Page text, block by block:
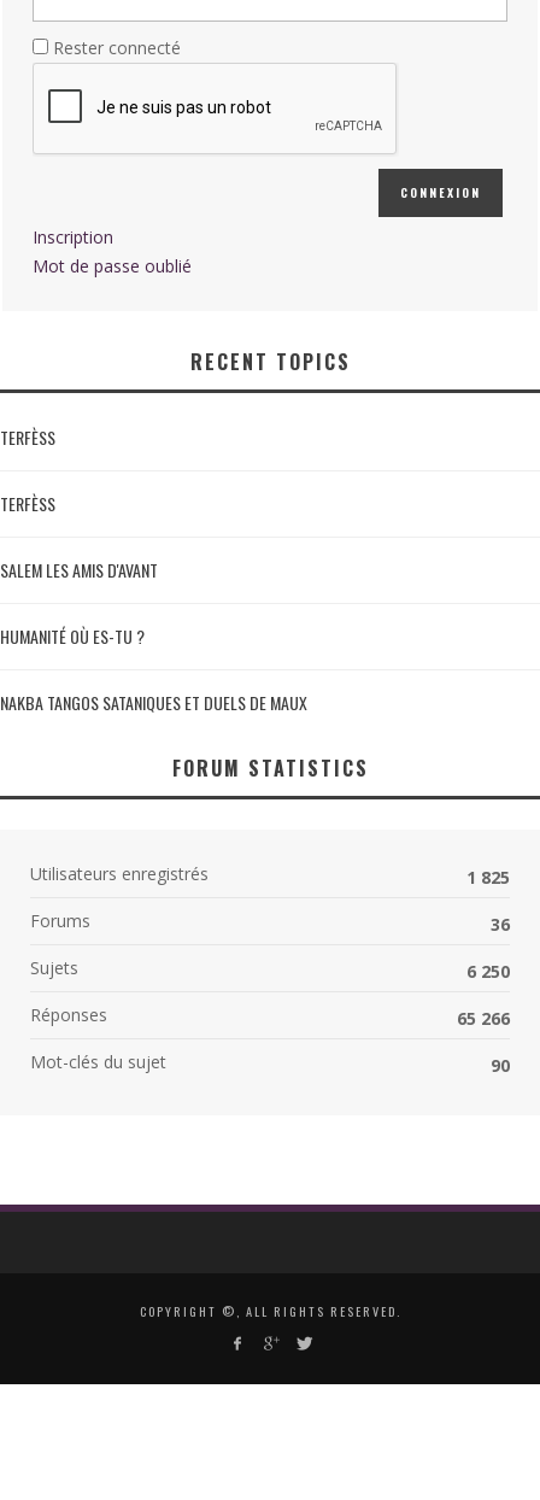
Rester connecté
CONNEXION
Inscription
Mot de passe oublié
RECENT TOPICS
TERFÈSS
TERFÈSS
SALEM LES AMIS D'AVANT
HUMANITÉ OÙ ES-TU ?
NAKBA TANGOS SATANIQUES ET DUELS DE MAUX
FORUM STATISTICS
Utilisateurs enregistrés
1 825
Forums
36
Sujets
6 250
Réponses
65 266
Mot-clés du sujet
90
COPYRIGHT ©, ALL RIGHTS RESERVED.